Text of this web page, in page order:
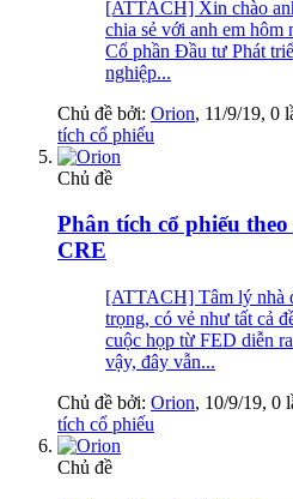
[ATTACH] Xin chào
chia sẻ với anh em hôm
Cổ phần Đầu tư Phát
nghiệp...
Chủ đề bởi: Orion, 11/9/19, 0
tích cổ phiếu
Chủ đề
Phân tích cổ phiếu
CRE
[ATTACH] Tâm lý nhà
trọng, có vẻ như tất cả
cuộc họp từ FED diễn
vậy, đây vẫn...
Chủ đề bởi: Orion, 10/9/19, 0
tích cổ phiếu
Chủ đề